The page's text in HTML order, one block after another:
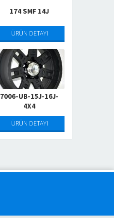
720-MGRA-14J
174 SMF 14J
ÜRÜN DETAYI
7006-UB-15J-16J-
4X4
ÜRÜN DETAYI